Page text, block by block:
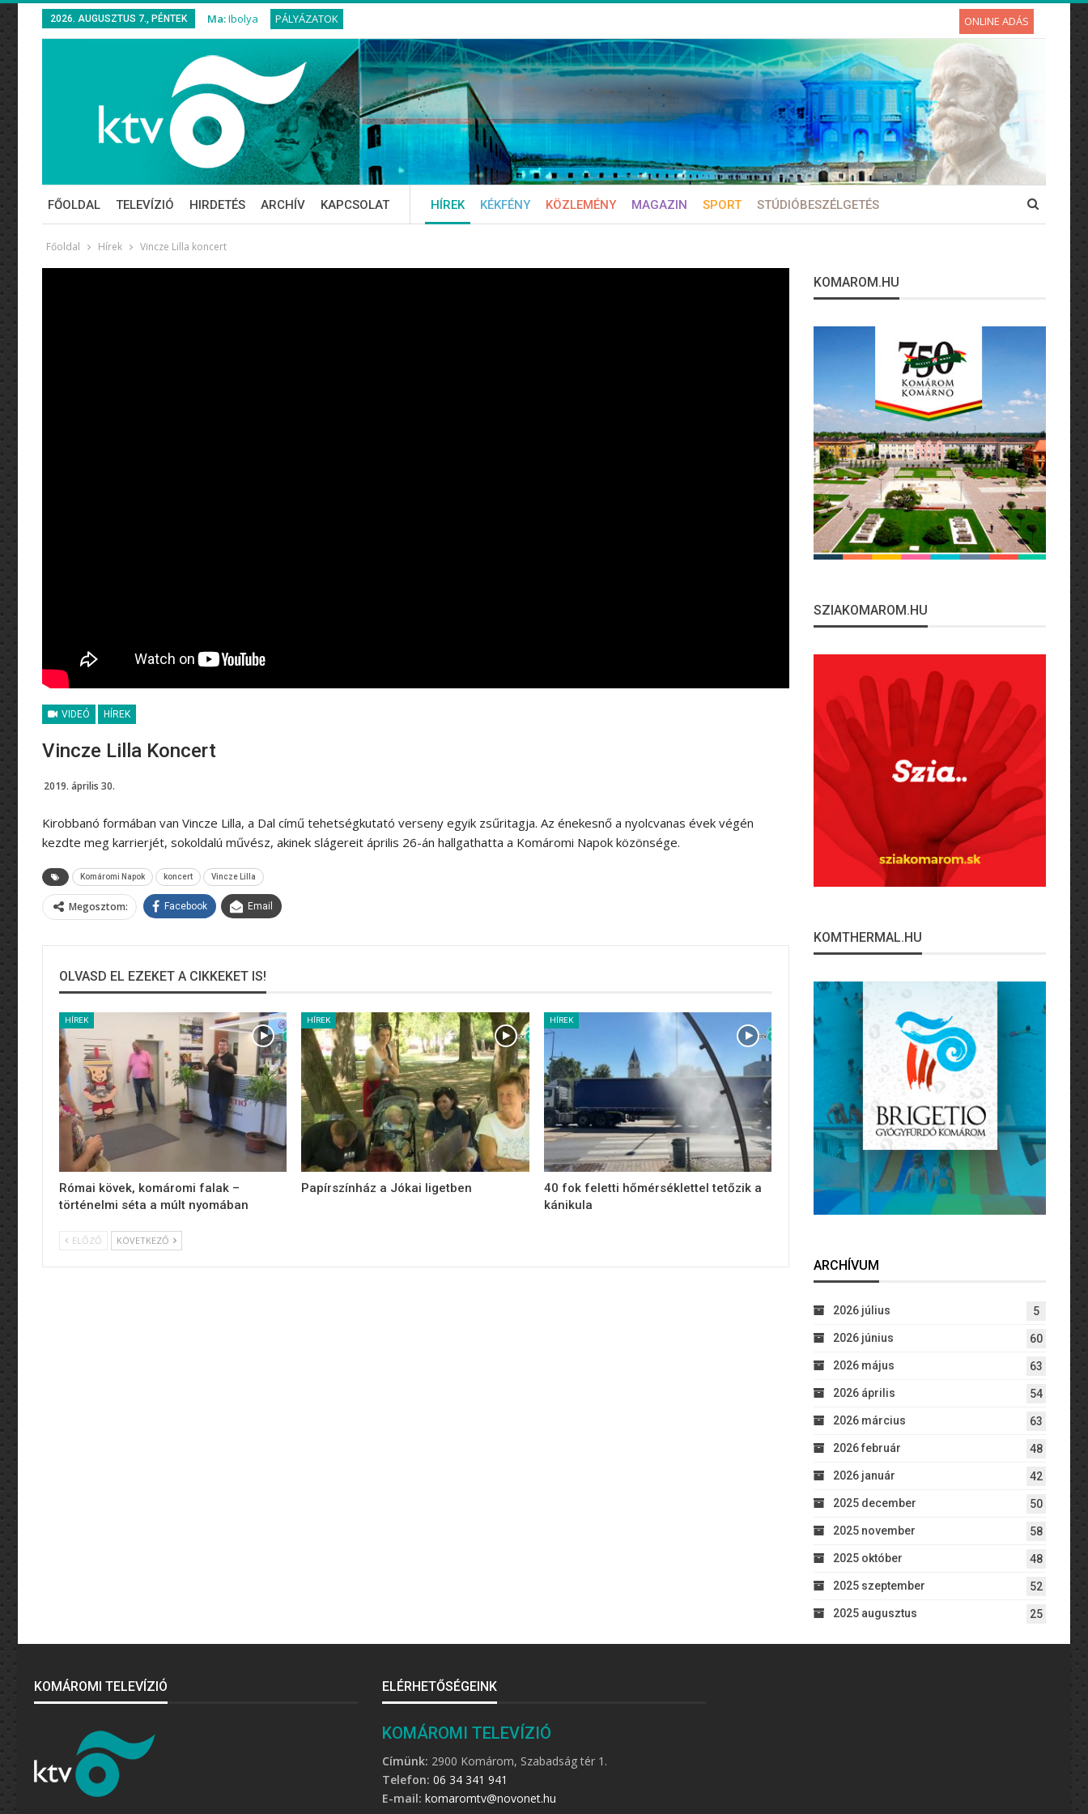
2026. AUGUSZTUS 7., PÉNTEK Ma:Ibolya PÁLYÁZATOK ONLINE ADÁS
FŐOLDAL TELEVÍZIÓ HIRDETÉS ARCHÍV KAPCSOLAT HÍREK KÉKFÉNY KÖZLEMÉNY MAGAZIN SPORT STÚDIÓBESZÉLGETÉS
Főoldal Hírek Vincze Lilla koncert
VIDEÓ HÍREK
Vincze Lilla Koncert
2019. április 30.
Kirobbanó formában van Vincze Lilla, a Dal című tehetségkutató verseny egyik zsűritagja. Az énekesnő a nyolcvanas évek végén
kezdte meg karrierjét, sokoldalú művész, akinek slágereit április 26-án hallgathatta a Komáromi Napok közönsége.
Komáromi Napok koncert Vincze Lilla
Megosztom: Facebook Email
OLVASD EL EZEKET A CIKKEKET IS!
HÍREK
Római kövek, komáromi falak –
történelmi séta a múlt nyomában
HÍREK
Papírszínház a Jókai ligetben
HÍREK
40 fok feletti hőmérséklettel tetőzik a
kánikula
ELŐZŐ KÖVETKEZŐ
KOMAROM.HU
SZIAKOMAROM.HU
KOMTHERMAL.HU
ARCHÍVUM
2026 július 5
2026 június 60
2026 május 63
2026 április 54
2026 március 63
2026 február 48
2026 január 42
2025 december 50
2025 november 58
2025 október 48
2025 szeptember 52
2025 augusztus 25
KOMÁROMI TELEVÍZIÓ ELÉRHETŐSÉGEINK
KOMÁROMI TELEVÍZIÓ
Címünk: 2900 Komárom, Szabadság tér 1.
Telefon: 06 34 341 941
E-mail: komaromtv@novonet.hu